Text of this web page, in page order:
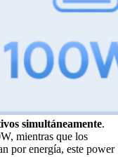
simultáneamente.
mientras que los
por energía, este power